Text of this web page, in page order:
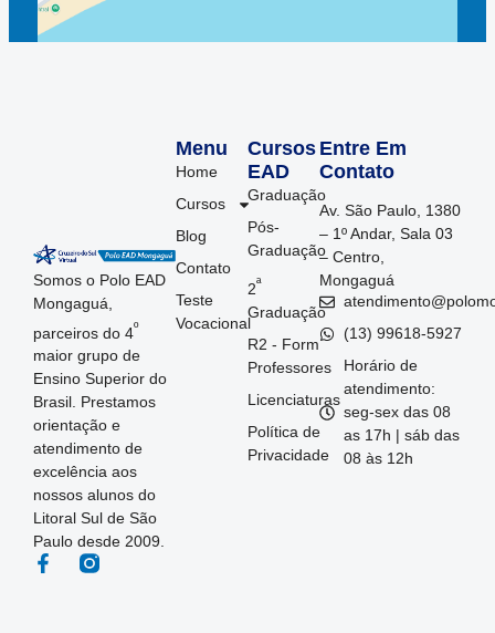
Somos o Polo EAD
Mongaguá,
parceiros do 4º
maior grupo de
Ensino Superior do
Brasil. Prestamos
orientação e
atendimento de
excelência aos
nossos alunos do
Litoral Sul de São
Paulo desde 2009.
Cursos
EAD
Graduação
Pós-
Graduação
2ª
Graduação
R2 - Form
Professores
Licenciaturas
Política de
Privacidade
Menu
Home
Cursos
Blog
Contato
Teste
Vocacional
Entre Em
Contato
Av. São Paulo, 1380
– 1º Andar, Sala 03
– Centro,
Mongaguá
(13) 99618-5927
Horário de
atendimento:
seg-sex das 08
as 17h | sáb das
08 às 12h